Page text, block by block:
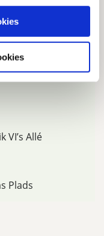
ende af Norske
Allé
Plads